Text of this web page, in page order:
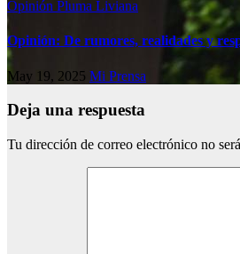
Opinión Pluma Liviana
Opinión: De rumores, realidades y
May 19, 2025 Mi Prensa
Deja una respuesta
Tu dirección de correo electrónico no